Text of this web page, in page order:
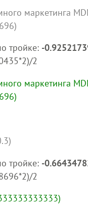
маркетинга
тройке: -
2
маркетинга
тройке: -
2